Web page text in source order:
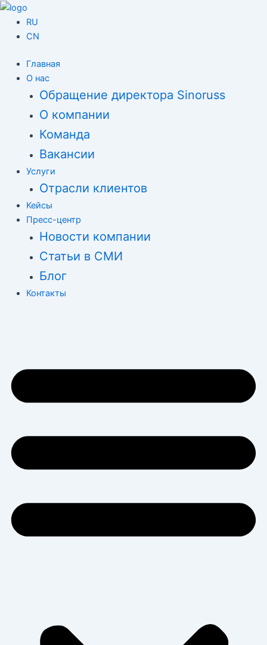
Перейти
содержимому
RU
CN
Главная
О нас
Обращение директора Sinoruss
О компании
Команда
Вакансии
Услуги
Отрасли клиентов
Кейсы
Пресс-центр
Новости компании
Статьи в СМИ
Блог
Контакты
Навигация
записям